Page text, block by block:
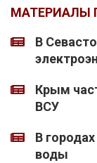
МАТЕРИАЛЫ
В
Крым
ВСУ
В
воды